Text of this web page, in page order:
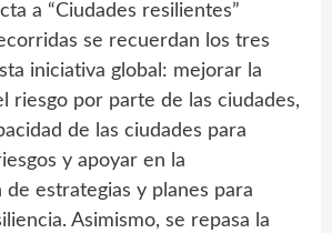
a “Ciudades resilientes”
se recuerdan los tres
iniciativa global: mejorar la
riesgo por parte de las ciudades,
de las ciudades para
y apoyar en la
estrategias y planes para
Asimismo, se repasa la